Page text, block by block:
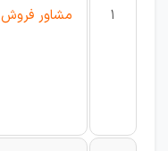
1 مشاور فروش